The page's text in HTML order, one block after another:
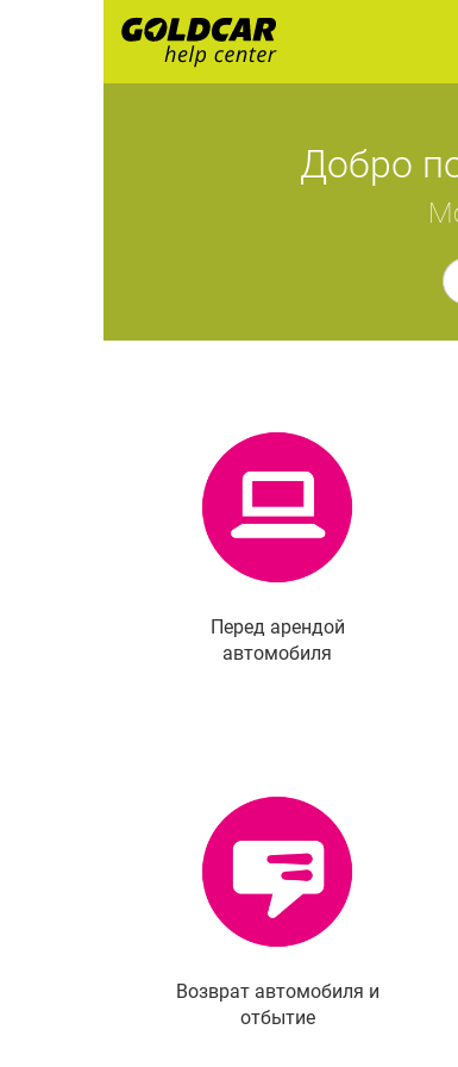
Добро
Перед арендой
автомобиля
Возврат автомобиля и
отбытие